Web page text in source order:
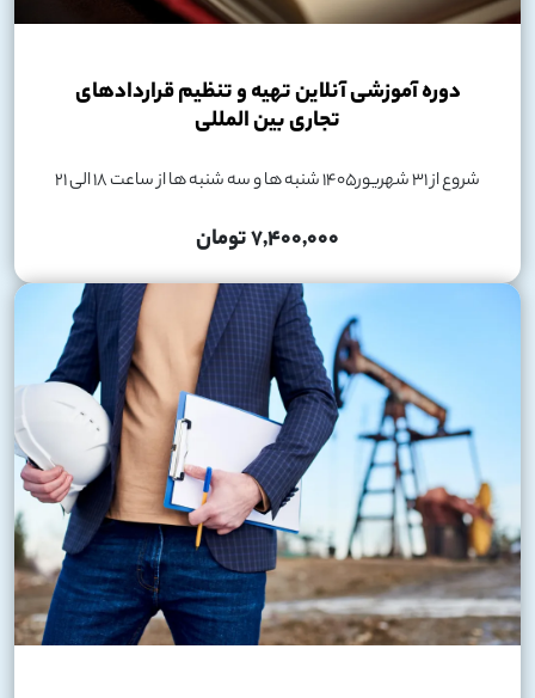
دوره آموزشی آنلاین تهیه و تنظیم قراردادهای
تجاری بین المللی
شروع از 31 شهریور1405 شنبه ها و سه شنبه ها از ساعت 18 الی 21
7,400,000 تومان